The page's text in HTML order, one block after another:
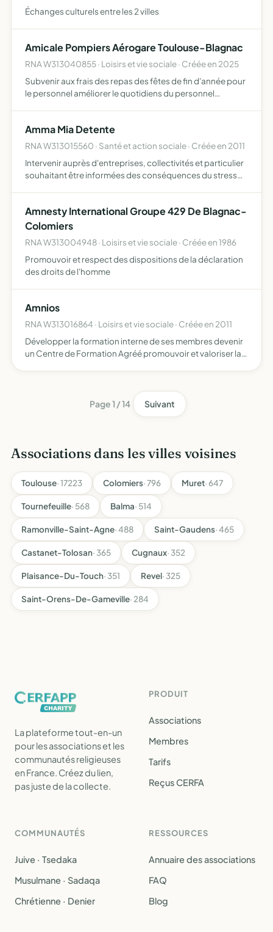
Échanges culturels entre les 2 villes
Amicale Pompiers Aérogare Toulouse-Blagnac
RNA W313040855 · Loisirs et vie sociale · Créée en 2025
Subvenir aux frais des repas des fêtes de fin d'année pour
le personnel améliorer le quotidiens du personnel
Amma Mia Detente
RNA W313015560 · Santé et action sociale · Créée en 2011
Intervenir auprès d'entreprises, collectivités et particulier
souhaitant être informées des conséquences du stress
Amnesty International Groupe 429 De Blagnac-
Colomiers
RNA W313004948 · Loisirs et vie sociale · Créée en 1986
Promouvoir et respect des dispositions de la déclaration
des droits de l'homme
Amnios
RNA W313016864 · Loisirs et vie sociale · Créée en 2011
Développer la formation interne de ses membres devenir
un Centre de Formation Agréé promouvoir et valoriser la
Page 1 / 14 Suivant
Associations dans les villes voisines
Toulouse· 17223 Colomiers· 796 Muret· 647
Tournefeuille· 568 Balma· 514
Ramonville-Saint-Agne· 488 Saint-Gaudens· 465
Castanet-Tolosan· 365 Cugnaux· 352
Plaisance-Du-Touch· 351 Revel· 325
Saint-Orens-De-Gameville· 284
La plateforme tout-en-un
pour les associations et les
communautés religieuses
en France. Créez du lien,
pas juste de la collecte.
PRODUIT
Associations
Membres
Tarifs
Reçus CERFA
COMMUNAUTÉS
Juive · Tsedaka
Musulmane · Sadaqa
Chrétienne · Denier
RESSOURCES
Annuaire des associations
FAQ
Blog